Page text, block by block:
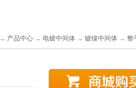
→ 产品中心 → 电镀中间体 → 镀镍中间体 → 整